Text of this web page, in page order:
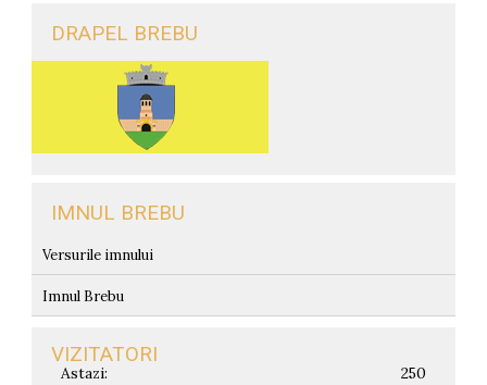
DRAPEL BREBU
IMNUL BREBU
Versurile imnului
Imnul Brebu
VIZITATORI
Astazi:
250